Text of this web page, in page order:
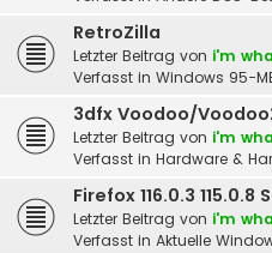
RetroZilla
Letzter Beitrag von i'm
Verfasst in Windows 95-
3dfx Voodoo/
Letzter Beitrag von i'm
Verfasst in Hardware &
Firefox 116.0.3
Letzter Beitrag von i'm
Verfasst in Aktuelle